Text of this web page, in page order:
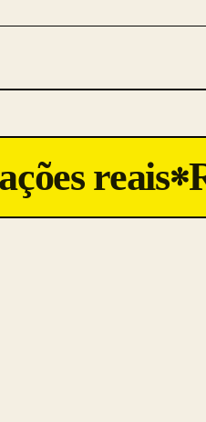
reais✻